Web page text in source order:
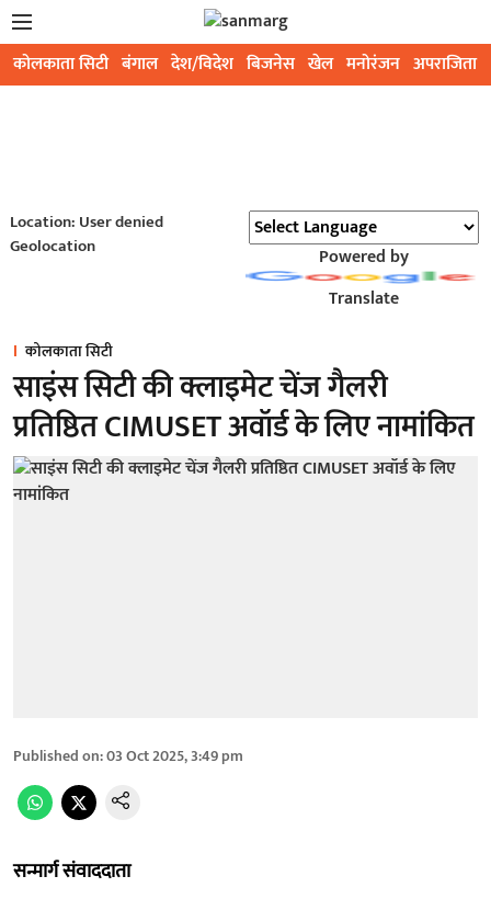
कोलकाता सिटी बंगाल देश/विदेश बिजनेस खेल मनोरंजन अपराजिता
Location: User denied
Geolocation
Powered by
Translate
कोलकाता सिटी
साइंस सिटी की क्लाइमेट चेंज गैलरी
प्रतिष्ठित CIMUSET अवॉर्ड के लिए नामांकित
Published on:03 Oct 2025, 3:49 pm
सन्मार्ग संवाददाता